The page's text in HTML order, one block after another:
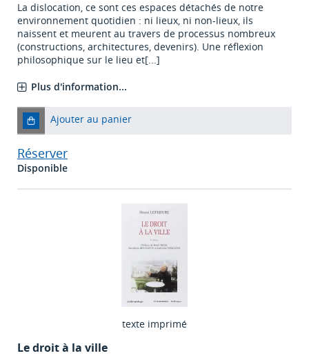
La dislocation, ce sont ces espaces détachés de notre
environnement quotidien : ni lieux, ni non-lieux, ils
naissent et meurent au travers de processus nombreux
(constructions, architectures, devenirs). Une réflexion
philosophique sur le lieu et[...]
Plus d'information...
Ajouter au panier
Réserver
Disponible
texte imprimé
Le droit à la ville